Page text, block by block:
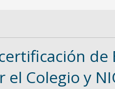
el Colegio y